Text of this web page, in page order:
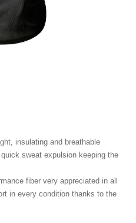
insulating and breathable
sweat expulsion keeping the
fiber very appreciated in all
in every condition thanks to the